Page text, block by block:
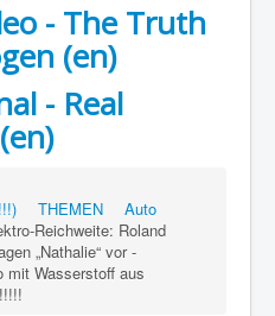
- The Truth
(en)
- Real
THEMEN
Auto
Reichweite: Roland
„Nathalie“ vor -
mit Wasserstoff aus